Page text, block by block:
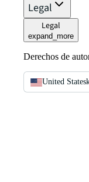
Legal
Legal
expand_more
Derechos de
United States